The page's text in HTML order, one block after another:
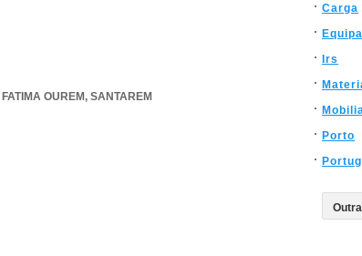
FATIMA OUREM, SANTAREM
Carga
Irs
Porto